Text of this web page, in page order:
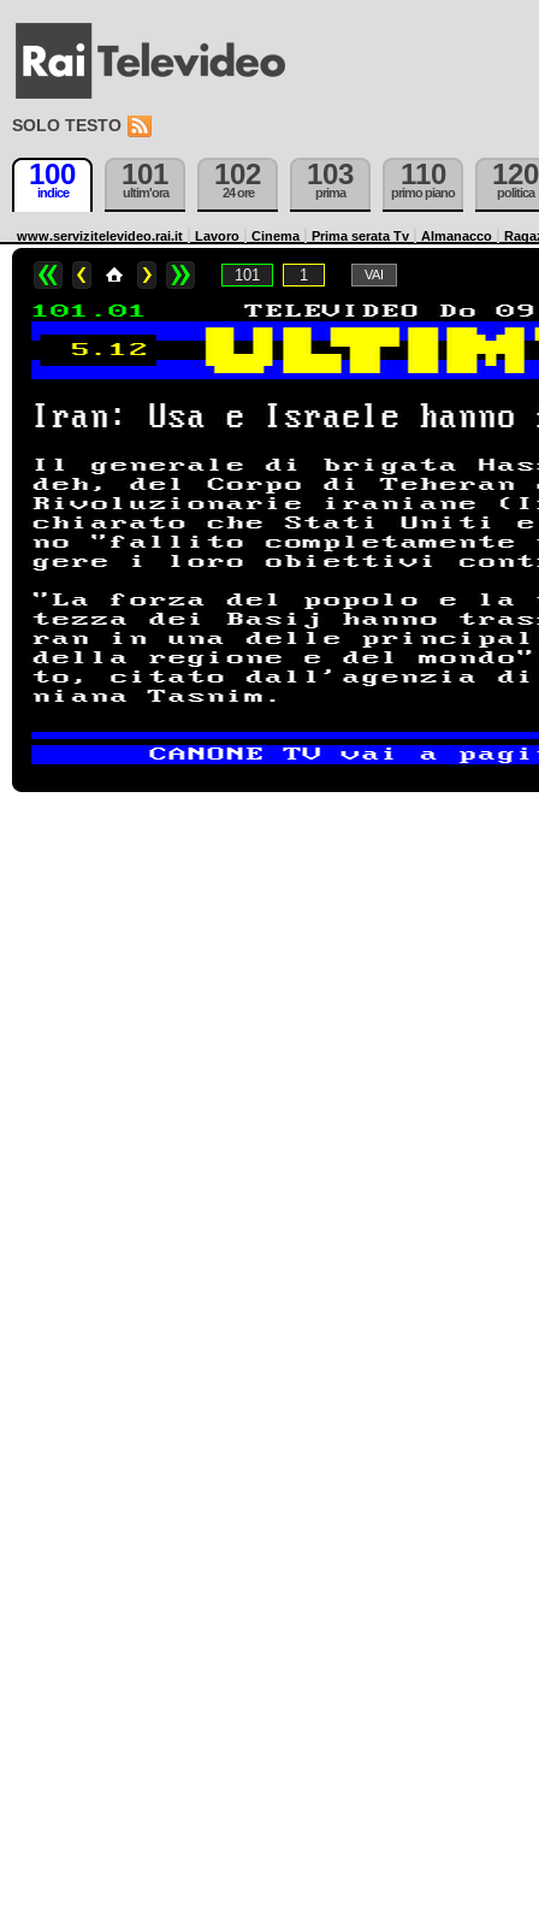
SOLO TESTO
100
indice
101
ultim'ora
102
24 ore
103
prima
110
primo piano
120
politica
www.servizitelevideo.rai.it Lavoro Cinema Prima serata Tv Almanacco